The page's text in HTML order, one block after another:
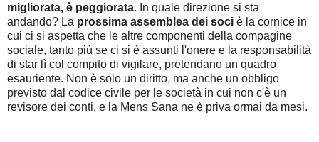
migliorata, è peggiorata. In quale direzione si sta
andando? La prossima assemblea dei soci è la cornice in
cui ci si aspetta che le altre componenti della compagine
sociale, tanto più se ci si è assunti l'onere e la responsabilità
di star lì col compito di vigilare, pretendano un quadro
esauriente. Non è solo un diritto, ma anche un obbligo
previsto dal codice civile per le società in cui non c'è un
revisore dei conti, e la Mens Sana ne è priva ormai da mesi.